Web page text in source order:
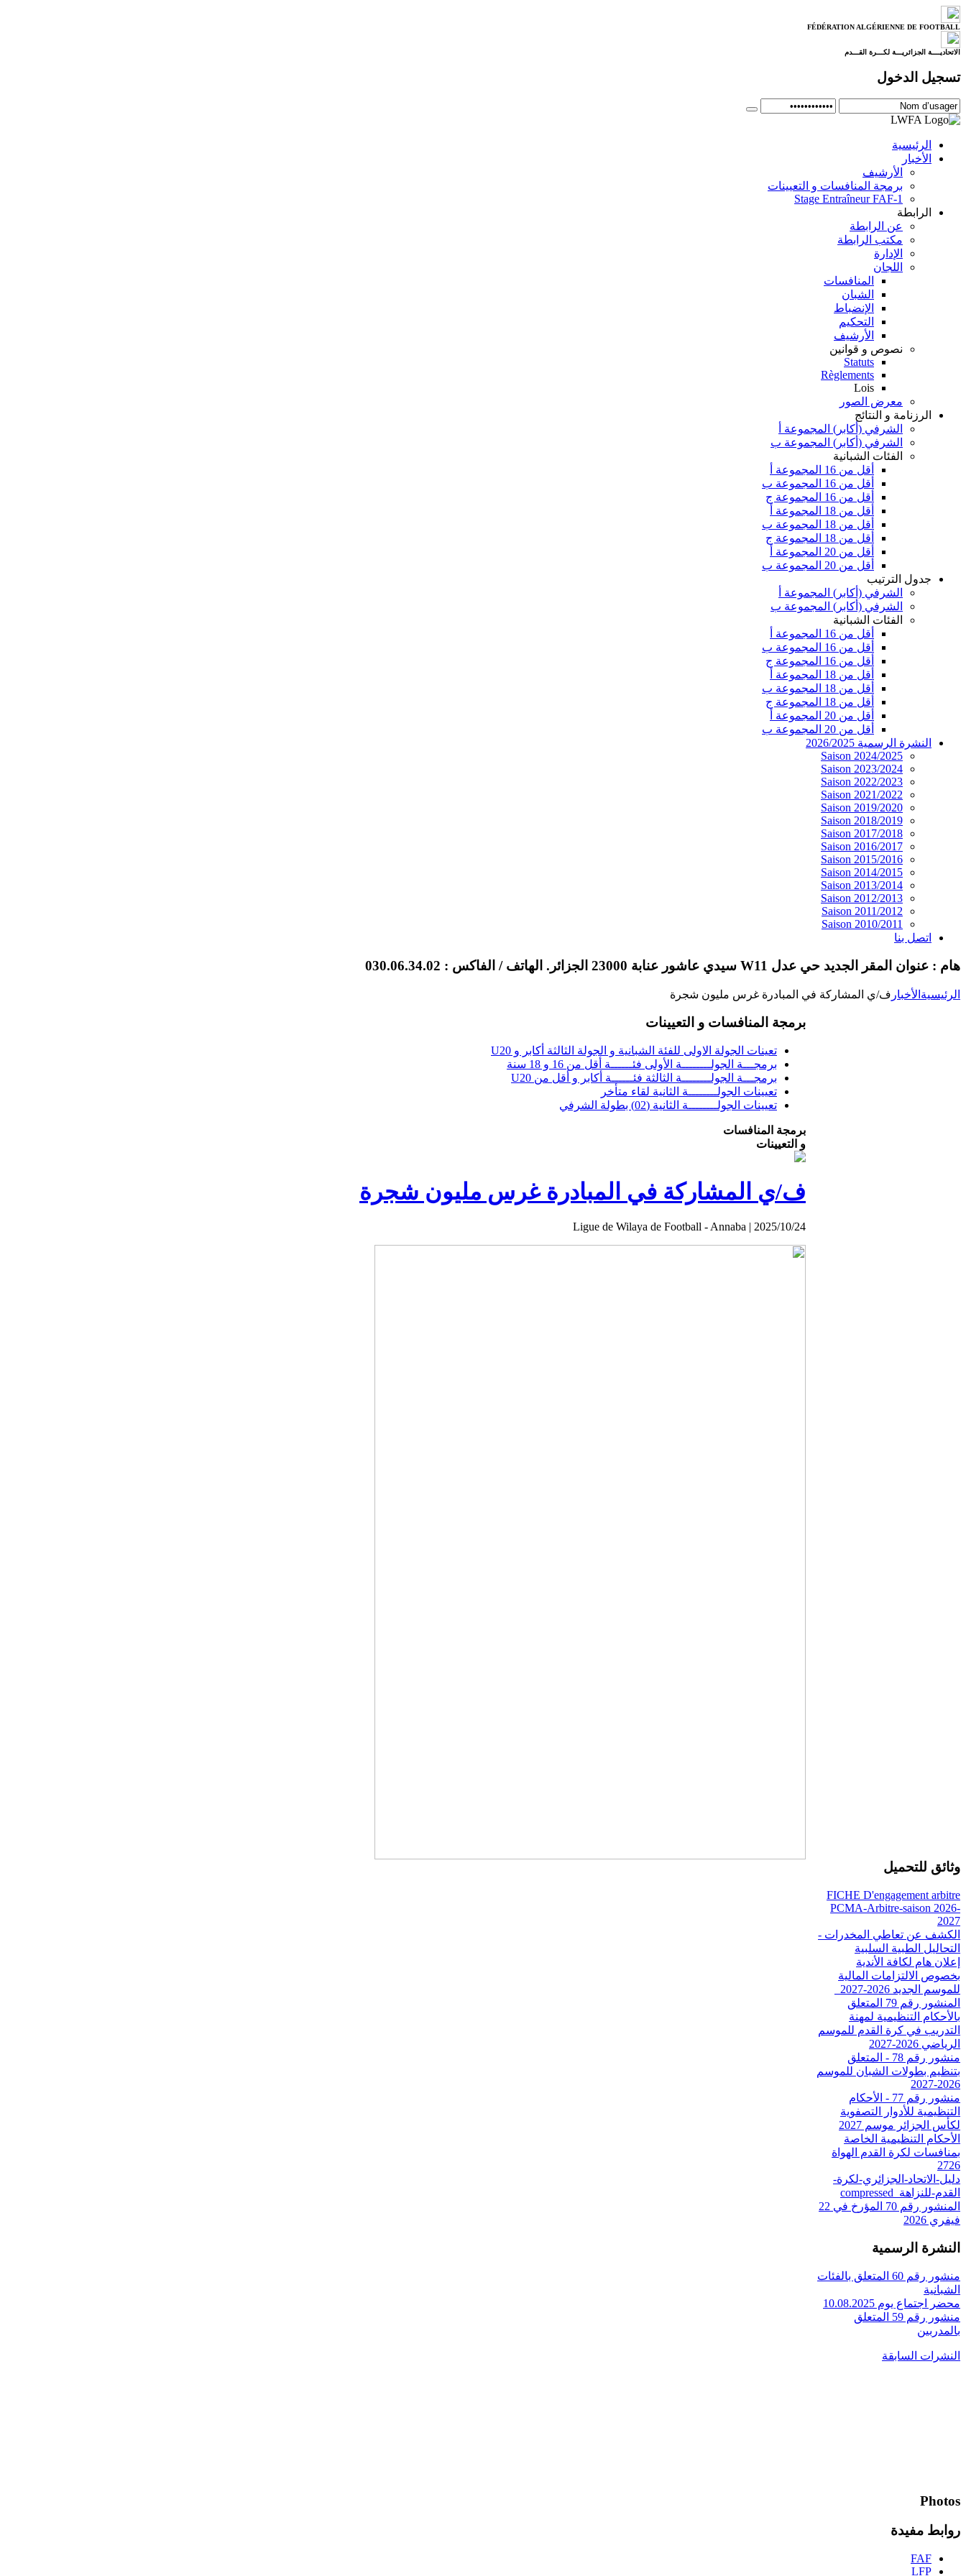
FÉDÉRATION ALGÉRIENNE DE FOOTBALL
الاتحاديــــة الجزائريـــة لكـــرة القـــدم
تسجيل الدخول
الرئيسية
الأخبار
الأرشيف
برمجة المنافسات و التعيينات
Stage Entraîneur FAF-1
الرابطة
عن الرابطة
مكتب الرابطة
الإدارة
اللجان
المنافسات
الشبان
الإنضباط
التحكيم
الأرشيف
نصوص و قوانين
Statuts
Règlements
Lois
معرض الصور
الرزنامة و النتائج
الشرفي (أكابر) المجموعة أ
الشرفي (أكابر) المجموعة ب
الفئات الشبانية
أقل من 16 المجموعة أ
أقل من 16 المجموعة ب
أقل من 16 المجموعة ج
أقل من 18 المجموعة أ
أقل من 18 المجموعة ب
أقل من 18 المجموعة ج
أقل من 20 المجموعة أ
أقل من 20 المجموعة ب
جدول الترتيب
الشرفي (أكابر) المجموعة أ
الشرفي (أكابر) المجموعة ب
الفئات الشبانية
أقل من 16 المجموعة أ
أقل من 16 المجموعة ب
أقل من 16 المجموعة ج
أقل من 18 المجموعة أ
أقل من 18 المجموعة ب
أقل من 18 المجموعة ج
أقل من 20 المجموعة أ
أقل من 20 المجموعة ب
النشرة الرسمية 2026/2025
Saison 2024/2025
Saison 2023/2024
Saison 2022/2023
Saison 2021/2022
Saison 2019/2020
Saison 2018/2019
Saison 2017/2018
Saison 2016/2017
Saison 2015/2016
Saison 2014/2015
Saison 2013/2014
Saison 2012/2013
Saison 2011/2012
Saison 2010/2011
اتصل بنا
هام : عنوان المقر الجديد حي عدل W11 سيدي عاشور عنابة 23000 الجزائر. الهاتف / الفاكس : 030.06.34.02
الرئيسية الأخبار ف/ي المشاركة في المبادرة غرس مليون شجرة
برمجة المنافسات و التعيينات
تعينات الجولة الاولى للفئة الشبانية و الجولة الثالثة أكابر و U20
برمجـــة الجولــــــــة الأولى فئــــــة أقل من 16 و 18 سنة
برمجـــة الجولــــــــة الثالثة فئــــــة أكابر و أقل من U20
تعيينات الجولــــــــة الثانية لقاء متأخر
تعيينات الجولــــــــة الثانية (02) بطولة الشرفي
برمجة المنافسات
و التعيينات
ف/ي المشاركة في المبادرة غرس مليون شجرة
Ligue de Wilaya de Football - Annaba | 2025/10/24
وثائق للتحميل
FICHE D'engagement arbitre
PCMA-Arbitre-saison 2026-
2027
الكشف عن تعاطي المخدرات -
التحاليل الطبية السلبية
إعلان هام لكافة الأندية
بخصوص الالتزامات المالية
للموسم الجديد 2026-2027_
المنشور رقم 79 المتعلق
بالأحكام التنظيمية لمهنة
التدريب في كرة القدم للموسم
الرياضي 2026-2027
منشور رقم 78 - المتعلق
بتنظيم بطولات الشبان للموسم
2026-2027
منشور رقم 77 - الأحكام
التنظيمية للأدوار التصفوية
لكأس الجزائر موسم 2027
الأحكام التنظيمية الخاصة
بمنافسات لكرة القدم الهواة
2726
دليل-الاتحاد-الجزائري-لكرة-
القدم-للنزاهة_compressed
المنشور رقم 70 المؤرخ في 22
فيفري 2026
النشرة الرسمية
منشور رقم 60 المتعلق بالفئات
الشبانية
محضر اجتماع يوم 10.08.2025
منشور رقم 59 المتعلق
بالمدربين
النشرات السابقة
Photos
روابط مفيدة
FAF
LFP